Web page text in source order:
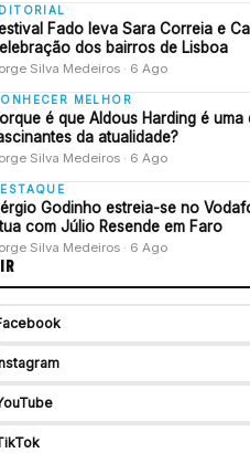
Fado leva Sara Correia e
dos bairros de Lisboa
Silva Medeiros · 6 Ago
MELHOR
é que Aldous Harding é uma
da atualidade?
Silva Medeiros · 6 Ago
Godinho estreia-se no
com Júlio Resende em Faro
Silva Medeiros · 6 Ago